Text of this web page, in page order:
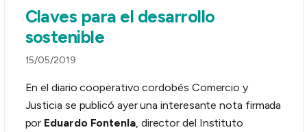
Claves para el desarrollo
sostenible
15/05/2019
En el diario cooperativo cordobés Comercio y
Justicia se publicó ayer una interesante nota firmada
por Eduardo Fontenla, director del Instituto